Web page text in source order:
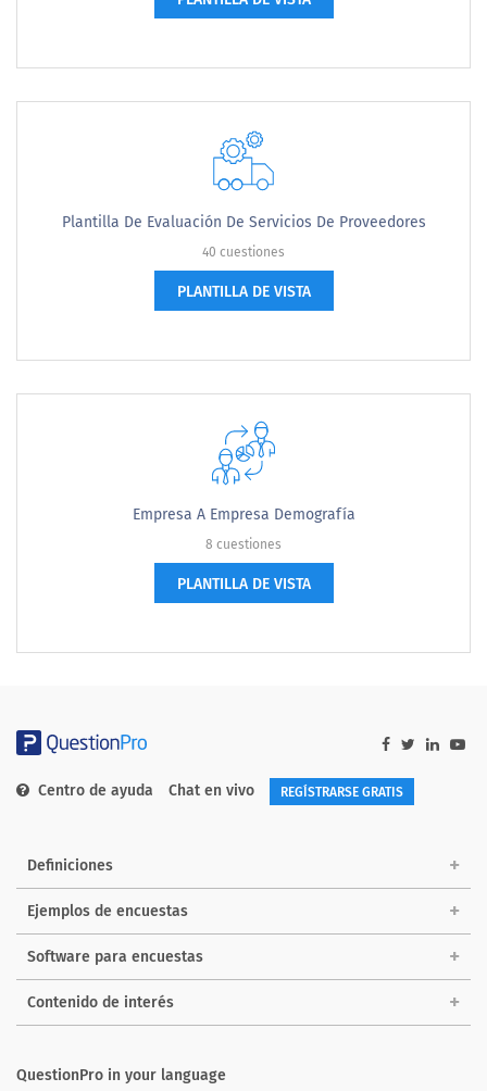
Plantilla De Evaluación De Servicios De Proveedores
40 cuestiones
PLANTILLA DE VISTA
Empresa A Empresa Demografía
8 cuestiones
PLANTILLA DE VISTA
Centro de ayuda Chat en vivo REGÍSTRARSE GRATIS
Definiciones
Ejemplos de encuestas
Software para encuestas
Contenido de interés
QuestionPro in your language